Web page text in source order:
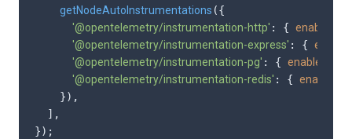
getNodeAutoInstrumentations ({
'@opentelemetry/instrumentation-http' : { enabled
'@opentelemetry/instrumentation-express' : {
'@opentelemetry/instrumentation-pg' : { enabled
'@opentelemetry/instrumentation-redis' : { enabled
    }),
  ],
});